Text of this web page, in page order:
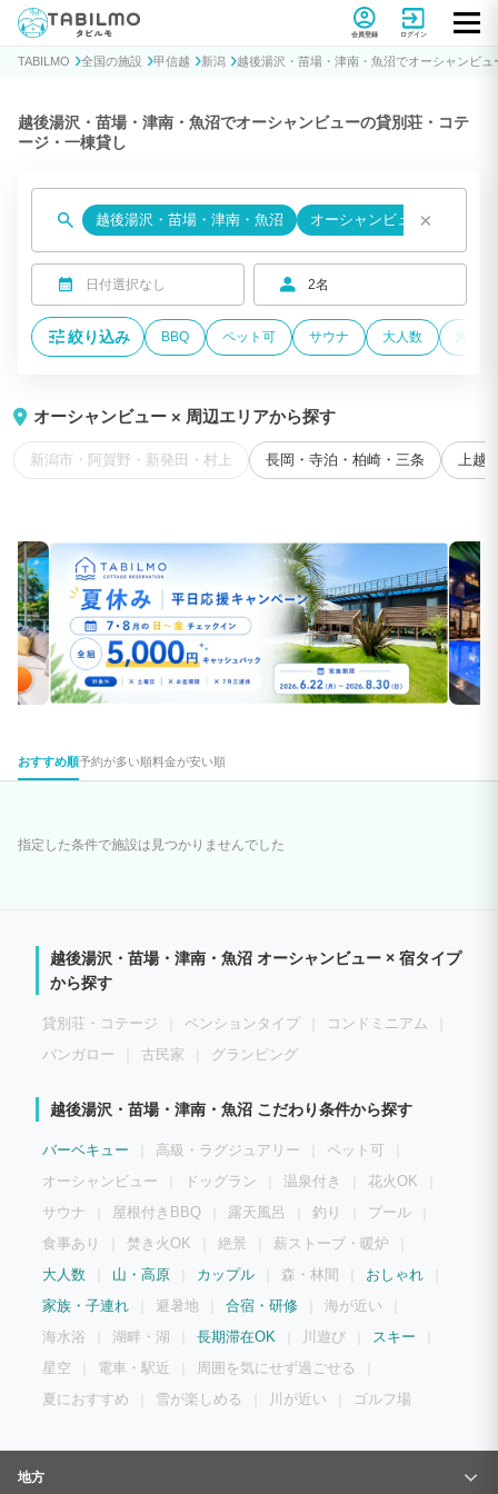
貸別荘コテージ・一棟貸し宿泊予約サイトTABILMO(タビルモ)
会員登録 ログイン
TABILMO 全国の施設 甲信越 新潟 越後湯沢・苗場・津南・魚沼でオーシャンビ
越後湯沢・苗場・津南・魚沼でオーシャンビューの貸別荘・コテ
ージ・一棟貸し
越後湯沢・苗場・津南・魚沼 オーシャンビュー×
日付選択なし 2名
絞り込み BBQ ペット可 サウナ 大人数 海が
オーシャンビュー × 周辺エリアから探す
新潟市・阿賀野・新発田・村上 長岡・寺泊・柏崎・三条 上越
おすすめ順予約が多い順料金が安い順
指定した条件で施設は見つかりませんでした
越後湯沢・苗場・津南・魚沼 オーシャンビュー × 宿タイプ
から探す
貸別荘・コテージ ペンションタイプ
コンドミニアム
バンガロー
古民家 グランピング
越後湯沢・苗場・津南・魚沼 こだわり条件から探す
バーベキュー 高級・ラグジュアリー
ペット可
オーシャンビュー
ドッグラン 温泉付き
花火OK
サウナ
屋根付きBBQ 露天風呂 釣り
プール
食事あり
焚き火OK 絶景
薪ストーブ・暖炉
大人数
山・高原 カップル 森・林間
おしゃれ
家族・子連れ
避暑地 合宿・研修
海が近い
海水浴
湖畔・湖 長期滞在OK 川遊び
スキー
星空
電車・駅近
周囲を気にせず過ごせる
夏におすすめ
雪が楽しめる 川が近い ゴルフ場
地方